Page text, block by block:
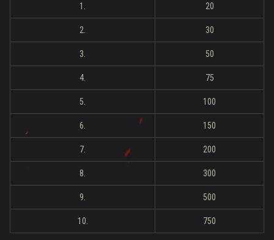
1. 20
2. 30
3. 50
4. 75
5. 100
6. 150
7. 200
8. 300
9. 500
10. 750